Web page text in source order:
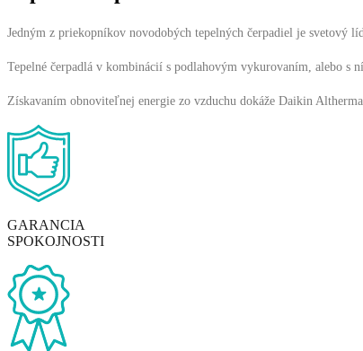
Jedným z priekopníkov novodobých tepelných čerpadiel je svetový
Tepelné čerpadlá v kombinácií s podlahovým vykurovaním, alebo
Získavaním obnoviteľnej energie zo vzduchu dokáže Daikin
GARANCIA
SPOKOJNOSTI